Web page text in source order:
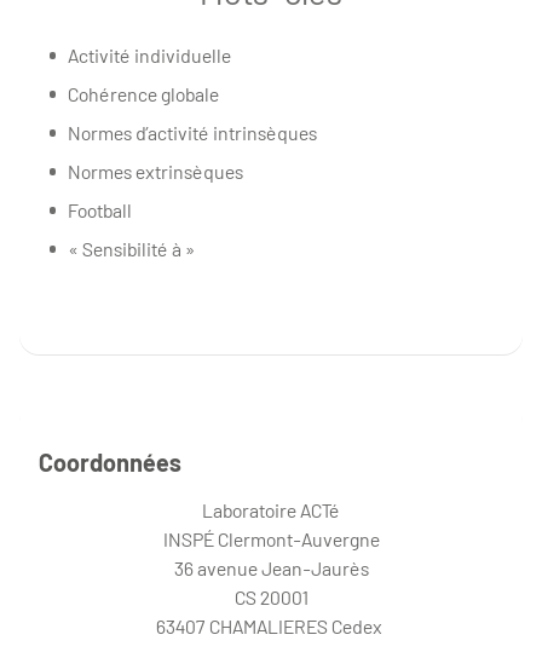
Activité individuelle
Cohérence globale
Normes d’activité intrinsèques
Normes extrinsèques
Football
« Sensibilité à »
Coordonnées
Laboratoire ACTé
INSPÉ Clermont-Auvergne
36 avenue Jean-Jaurès
CS 20001
63407 CHAMALIERES Cedex